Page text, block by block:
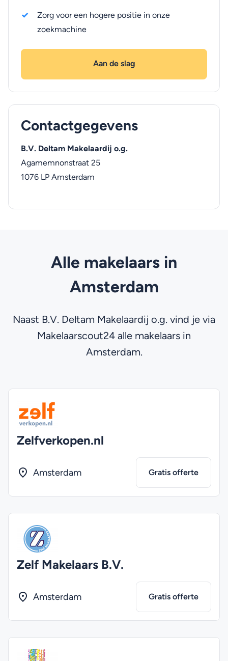
Zorg voor een hogere positie in onze
zoekmachine
Aan de slag
Contactgegevens
B.V. Deltam Makelaardij o.g.
Agamemnonstraat 25
1076 LP Amsterdam
Alle makelaars in
Amsterdam
Naast B.V. Deltam Makelaardij o.g. vind je via
Makelaarscout24 alle makelaars in
Amsterdam.
Zelfverkopen.nl
Amsterdam Gratis offerte
Zelf Makelaars B.V.
Amsterdam Gratis offerte